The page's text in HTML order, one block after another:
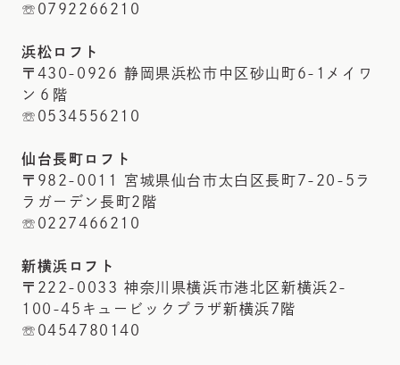
☏0792266210
浜松ロフト
〒430-0926 静岡県浜松市中区砂山町6-1メイワ
ン６階
☏0534556210
仙台長町ロフト
〒982-0011 宮城県仙台市太白区長町7-20-5ラ
ラガーデン長町2階
☏0227466210
新横浜ロフト
〒222-0033 神奈川県横浜市港北区新横浜2-
100-45キュービックプラザ新横浜7階
☏0454780140